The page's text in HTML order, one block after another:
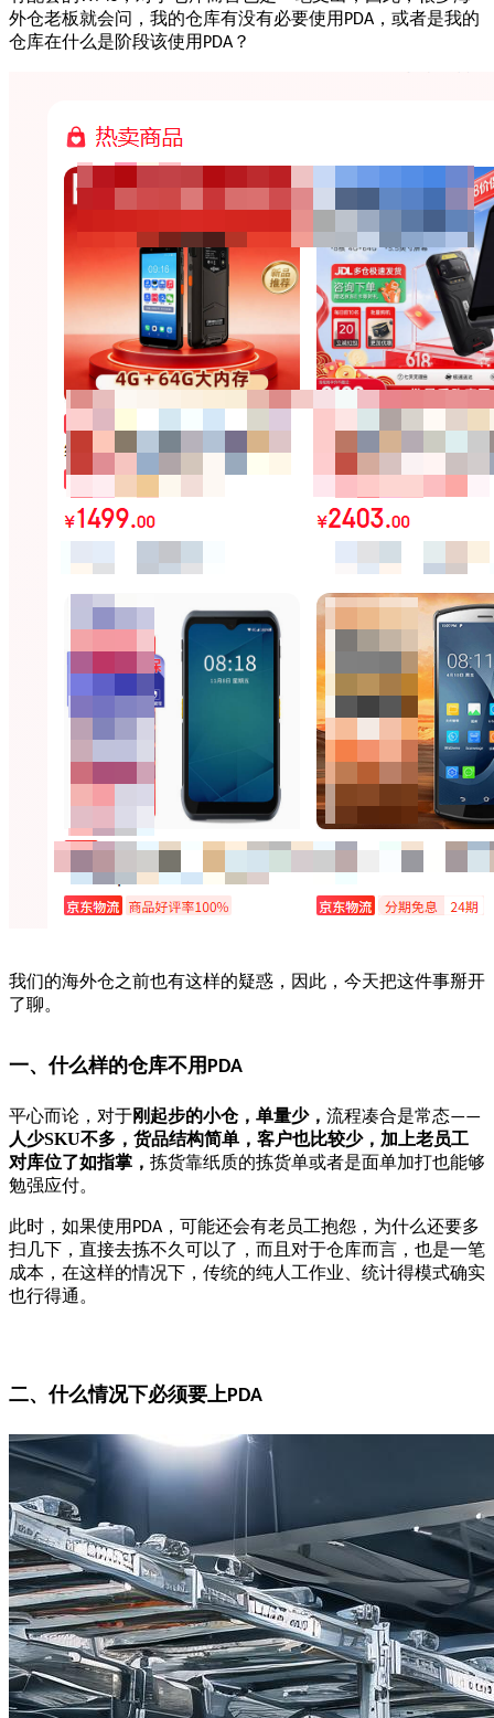
外仓老板就会问，我的仓库有没有必要使用 PDA ，或者是我的
仓库在什么是阶段该使用 PDA ？
我们的海外仓之前也有这样的疑惑，因此，今天把这件事掰开
了聊。
一、什么样的仓库不用 PDA
平心而论，对于刚起步的小仓， 单量少， 流程凑合是常态——
人少SKU不多 ，货品结构简单，客户也比较少，加上老员工
对库位了如指掌， 拣货靠纸质的拣货单或者是面单加打也能够
勉强应付。
此时，如果使用 PDA ，可能还会有老员工抱怨，为什么还要多
扫几下，直接去拣不久可以了，而且对于仓库而言，也是一笔
成本，在这样的情况下，传统的纯人工作业、统计得模式确实
也行得通。
二、什么情况下必须要上PDA